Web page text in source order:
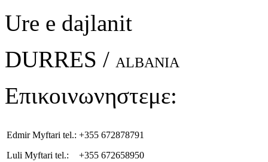
Ure e dajlanit
DURRES / ALBANIA
Επικοινωνηστεμε:
Edmir Myftari tel.:
Luli Myftari tel.:
+355 672878791
+355 672658950